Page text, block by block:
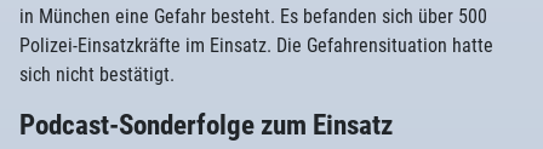
in München eine Gefahr besteht. Es befanden sich über 500
Polizei-Einsatzkräfte im Einsatz. Die Gefahrensituation hatte
sich nicht bestätigt.
Podcast-Sonderfolge zum Einsatz